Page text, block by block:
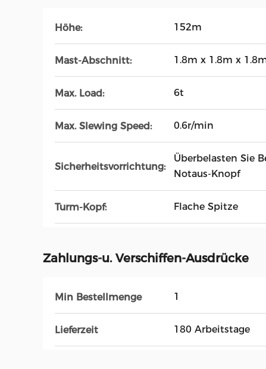
Höhe: 152m
Mast-Abschnitt: 1.8m x 1.8m x
Max. Load: 6t
Max. Slewing Speed: 0.6r/min
Sicherheitsvorrichtung:
Überbelasten Sie
Notaus-Knopf
Turm-Kopf: Flache Spitze
Zahlungs-u. Verschiffen-Ausdrücke
Min Bestellmenge 1
Lieferzeit 180 Arbeitstage